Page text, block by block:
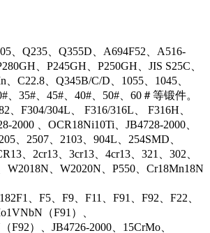
、Q235、Q355D、A694F52、A516-
、P245GH、P250GH、JIS S25C、
、C22.8、Q345B/C/D、1055、1045、
、35#、45#、40#、50#、60＃等锻件。
、F304/304L、 F316/316L、 F316H、
2000 、OCR18Ni10Ti、JB4728-2000、
、2507、2103、904L、254SMD、
、2cr13、3cr13、4cr13、321、302、
W2018N、W2020N、P550、Cr18Mn18N
、F5、F9、F11、F91、F92、F22、
（F91）、
F92）、JB4726-2000、15CrMo、